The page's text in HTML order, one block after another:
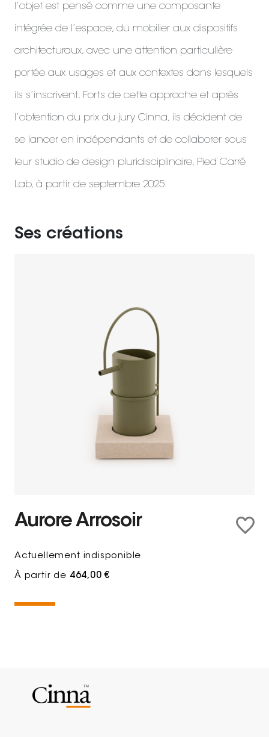
l’objet est pensé comme une composante
intégrée de l’espace, du mobilier aux dispositifs
architecturaux, avec une attention particulière
portée aux usages et aux contextes dans lesquels
ils s’inscrivent. Forts de cette approche et après
l’obtention du prix du jury Cinna, ils décident de
se lancer en indépendants et de collaborer sous
leur studio de design pluridisciplinaire, Pied Carré
Lab, à partir de septembre 2025.
Ses créations
Aurore Arrosoir
Actuellement indisponible
À partir de 464,00 €